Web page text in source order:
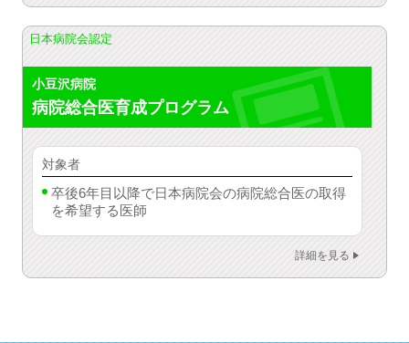
日本病院会認定
小豆沢病院
病院総合医育成プログラム
対象者
卒後6年目以降で日本病院会の病院総合医の取得
を希望する医師
詳細を見る